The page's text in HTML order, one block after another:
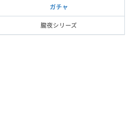
ガチャ
朧夜シリーズ